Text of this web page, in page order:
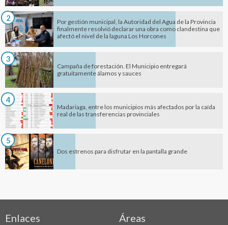
2
Por gestión municipal, la Autoridad del Agua de la Provincia
finalmente resolvió declarar una obra como clandestina que
afectó el nivel de la laguna Los Horcones
3
Campaña de forestación. El Municipio entregará
gratuitamente álamos y sauces
4
Madariaga, entre los municipios más afectados por la caída
real de las transferencias provinciales
5
Dos estrenos para disfrutar en la pantalla grande
Enlaces Áreas